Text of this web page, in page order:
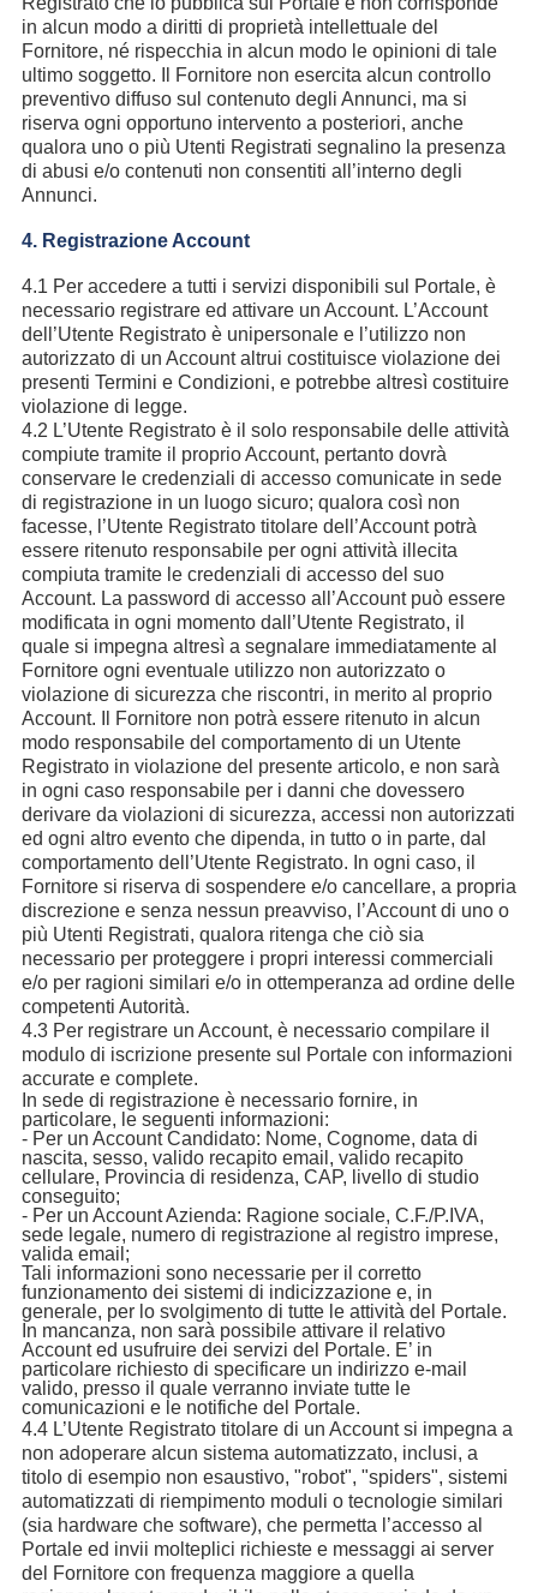
in alcun modo a diritti di proprietà intellettuale del
Fornitore, né rispecchia in alcun modo le opinioni di tale
ultimo soggetto. Il Fornitore non esercita alcun controllo
preventivo diffuso sul contenuto degli Annunci, ma si
riserva ogni opportuno intervento a posteriori, anche
qualora uno o più Utenti Registrati segnalino la presenza
di abusi e/o contenuti non consentiti all’interno degli
Annunci.
4. Registrazione Account
4.1 Per accedere a tutti i servizi disponibili sul Portale, è
necessario registrare ed attivare un Account. L’Account
dell’Utente Registrato è unipersonale e l’utilizzo non
autorizzato di un Account altrui costituisce violazione dei
presenti Termini e Condizioni, e potrebbe altresì costituire
violazione di legge.
4.2 L’Utente Registrato è il solo responsabile delle attività
compiute tramite il proprio Account, pertanto dovrà
conservare le credenziali di accesso comunicate in sede
di registrazione in un luogo sicuro; qualora così non
facesse, l’Utente Registrato titolare dell’Account potrà
essere ritenuto responsabile per ogni attività illecita
compiuta tramite le credenziali di accesso del suo
Account. La password di accesso all’Account può essere
modificata in ogni momento dall’Utente Registrato, il
quale si impegna altresì a segnalare immediatamente al
Fornitore ogni eventuale utilizzo non autorizzato o
violazione di sicurezza che riscontri, in merito al proprio
Account. Il Fornitore non potrà essere ritenuto in alcun
modo responsabile del comportamento di un Utente
Registrato in violazione del presente articolo, e non sarà
in ogni caso responsabile per i danni che dovessero
derivare da violazioni di sicurezza, accessi non autorizzati
ed ogni altro evento che dipenda, in tutto o in parte, dal
comportamento dell’Utente Registrato. In ogni caso, il
Fornitore si riserva di sospendere e/o cancellare, a propria
discrezione e senza nessun preavviso, l’Account di uno o
più Utenti Registrati, qualora ritenga che ciò sia
necessario per proteggere i propri interessi commerciali
e/o per ragioni similari e/o in ottemperanza ad ordine delle
competenti Autorità.
4.3 Per registrare un Account, è necessario compilare il
modulo di iscrizione presente sul Portale con informazioni
accurate e complete.
In sede di registrazione è necessario fornire, in
particolare, le seguenti informazioni:
- Per un Account Candidato: Nome, Cognome, data di
nascita, sesso, valido recapito email, valido recapito
cellulare, Provincia di residenza, CAP, livello di studio
conseguito;
- Per un Account Azienda: Ragione sociale, C.F./P.IVA,
sede legale, numero di registrazione al registro imprese,
valida email;
Tali informazioni sono necessarie per il corretto
funzionamento dei sistemi di indicizzazione e, in
generale, per lo svolgimento di tutte le attività del Portale.
In mancanza, non sarà possibile attivare il relativo
Account ed usufruire dei servizi del Portale. E’ in
particolare richiesto di specificare un indirizzo e-mail
valido, presso il quale verranno inviate tutte le
comunicazioni e le notifiche del Portale.
4.4 L’Utente Registrato titolare di un Account si impegna a
non adoperare alcun sistema automatizzato, inclusi, a
titolo di esempio non esaustivo, "robot", "spiders", sistemi
automatizzati di riempimento moduli o tecnologie similari
(sia hardware che software), che permetta l’accesso al
Portale ed invii molteplici richieste e messaggi ai server
del Fornitore con frequenza maggiore a quella